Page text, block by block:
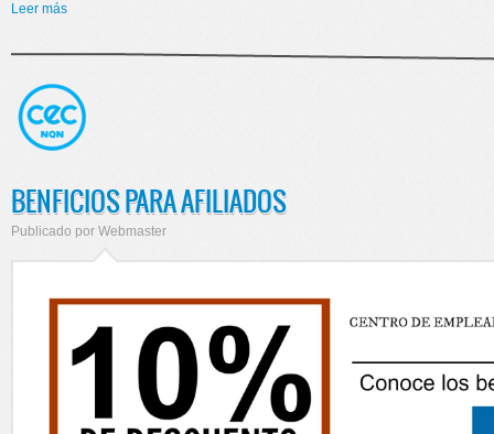
Leer más
BENFICIOS PARA AFILIADOS
Publicado por Webmaster